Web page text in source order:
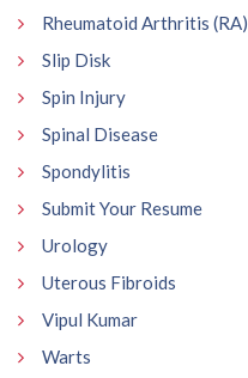
Rheumatoid Arthritis (RA)
Slip Disk
Spin Injury
Spinal Disease
Spondylitis
Submit Your Resume
Urology
Uterous Fibroids
Vipul Kumar
Warts